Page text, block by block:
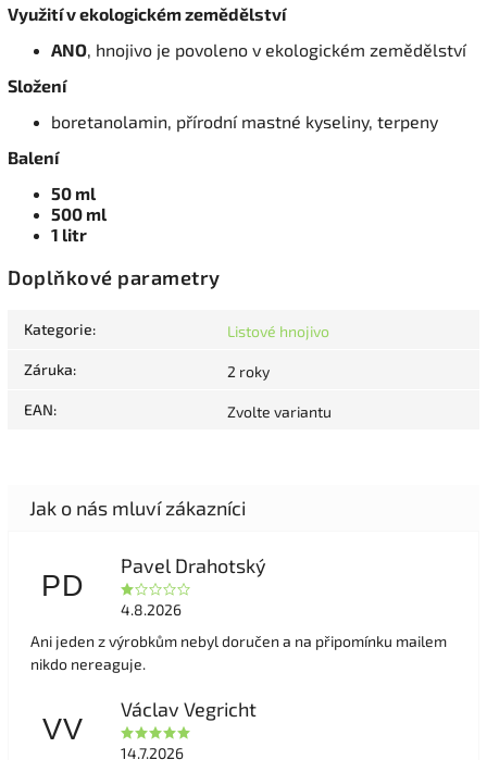
Využití v ekologickém zemědělství
ANO, hnojivo je povoleno v ekologickém zemědělství
Složení
boretanolamin, přírodní mastné kyseliny, terpeny
Balení
50 ml
500 ml
1 litr
Doplňkové parametry
Kategorie: Listové hnojivo
Záruka: 2 roky
EAN: Zvolte variantu
PD
Pavel Drahotský
4.8.2026
Ani jeden z výrobkům nebyl doručen a na připomínku mailem
nikdo nereaguje.
VV
Václav Vegricht
14.7.2026